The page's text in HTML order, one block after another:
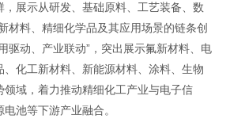
展示从研发、基础原料、工艺装备、数
材料、精细化学品及其应用场景的链条创
驱动、产业联动”，突出展示氟新材料、电
化工新材料、新能源材料、涂料、生物
领域，着力推动精细化工产业与电子信
池等下游产业融合。